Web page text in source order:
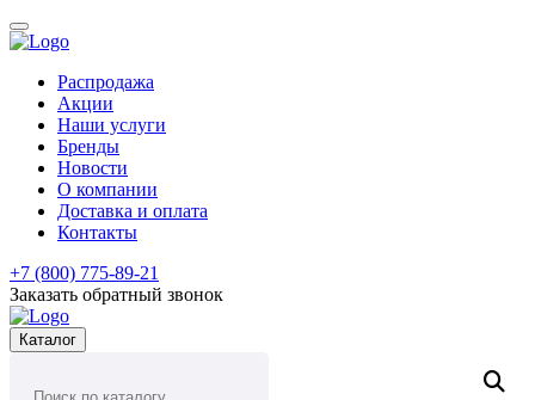
Распродажа
Акции
Наши услуги
Бренды
Новости
О компании
Доставка и оплата
Контакты
+7 (800) 775-89-21
Заказать обратный звонок
Каталог